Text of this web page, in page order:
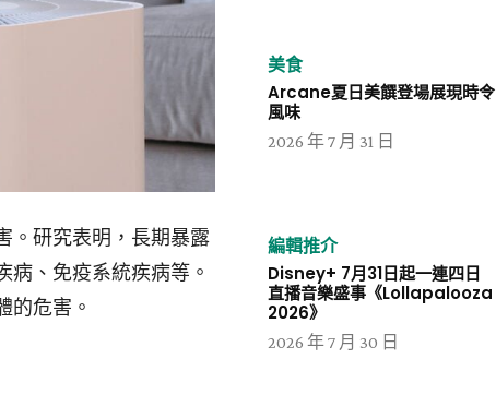
。研究表明，長期暴露
、免疫系統疾病等。
的危害。
美食
Arcane夏日美饌登場展現時令
風味
2026 年 7 月 31 日
編輯推介
Disney+ 7月31日起一連四日
直播音樂盛事《Lollapalooza
2026》
2026 年 7 月 30 日